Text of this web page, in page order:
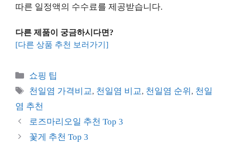
따른 일정액의 수수료를 제공받습니다.
다른 제품이 궁금하시다면?
[다른 상품 추천 보러가기]
카
테
리
쇼핑 팁
태
그
천일염 가격비교, 천일염 비교, 천일염 순위 , 천일
염 추천
로즈마리오일 추천 Top 3
꽃게 추천 Top 3